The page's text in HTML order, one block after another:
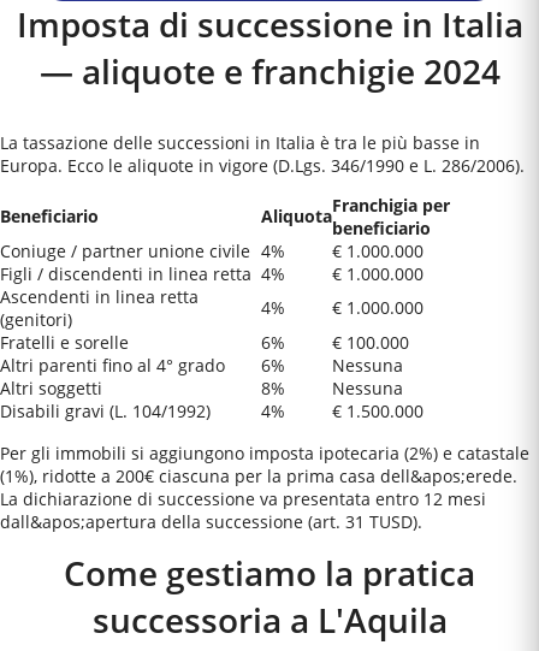
Imposta di successione in Italia
— aliquote e franchigie 2024
La tassazione delle successioni in Italia è tra le più basse in
Europa. Ecco le aliquote in vigore (D.Lgs. 346/1990 e L. 286/2006).
Beneficiario AliquotaFranchigia per
beneficiario
Coniuge / partner unione civile 4%
€ 1.000.000
Figli / discendenti in linea retta 4%
€ 1.000.000
Ascendenti in linea retta
(genitori)
4%
€ 1.000.000
Fratelli e sorelle
6%
€ 100.000
Altri parenti fino al 4° grado
6%
Nessuna
Altri soggetti
8%
Nessuna
Disabili gravi (L. 104/1992)
4%
€ 1.500.000
Per gli immobili si aggiungono imposta ipotecaria (2%) e catastale
(1%), ridotte a 200€ ciascuna per la prima casa dell&apos;erede.
La dichiarazione di successione va presentata entro 12 mesi
dall&apos;apertura della successione (art. 31 TUSD).
Come gestiamo la pratica
successoria a L'Aquila